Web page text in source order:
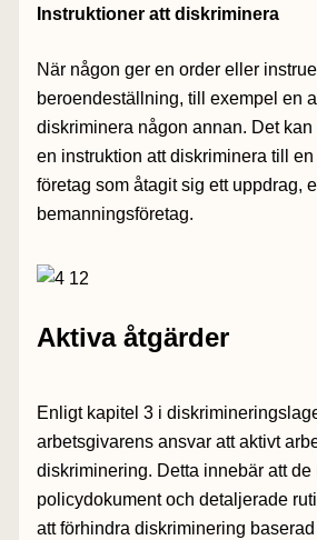
Instruktioner att diskriminera
När någon ger en order eller
beroendeställning, till exempel en
diskriminera någon annan. Det
en instruktion att diskriminera till
företag som åtagit sig ett uppdrag,
bemanningsföretag.
Aktiva åtgärder
Enligt kapitel 3 i
arbetsgivarens ansvar att aktivt
diskriminering. Detta innebär att de
policydokument och detaljerade
att förhindra diskriminering